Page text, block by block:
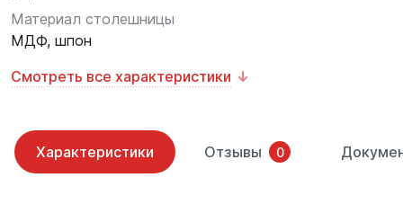
Материал столешницы
МДФ, шпон
Смотреть все характеристики
Характеристики Отзывы 0